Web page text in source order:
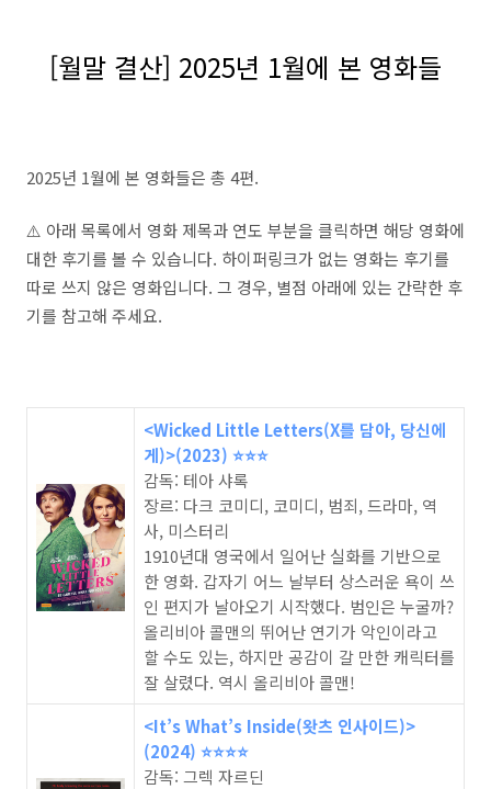
[월말 결산] 2025년 1월에 본 영화들
2025년 1월에 본 영화들은 총 4편.
⚠️ 아래 목록에서 영화 제목과 연도 부분을 클릭하면 해당 영화에
대한 후기를 볼 수 있습니다. 하이퍼링크가 없는 영화는 후기를
따로 쓰지 않은 영화입니다. 그 경우, 별점 아래에 있는 간략한 후
기를 참고해 주세요.
<Wicked Little Letters(X를 담아, 당신에
게)>(2023) ⭐️⭐️⭐️
감독: 테아 샤록
장르: 다크 코미디, 코미디, 범죄, 드라마, 역
사, 미스터리
1910년대 영국에서 일어난 실화를 기반으로
한 영화. 갑자기 어느 날부터 상스러운 욕이 쓰
인 편지가 날아오기 시작했다. 범인은 누굴까?
올리비아 콜맨의 뛰어난 연기가 악인이라고
할 수도 있는, 하지만 공감이 갈 만한 캐릭터를
잘 살렸다. 역시 올리비아 콜맨!
<It’s What’s Inside(왓츠 인사이드)>
(2024) ⭐️⭐️⭐️⭐️
감독: 그렉 자르딘